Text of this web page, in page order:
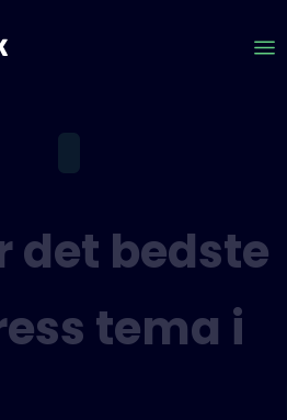
det bedste
tema i